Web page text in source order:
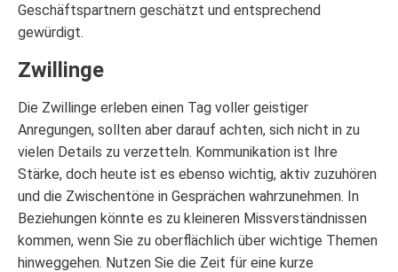
Geschäftspartnern geschätzt und entsprechend
gewürdigt.
Zwillinge
Die Zwillinge erleben einen Tag voller geistiger
Anregungen, sollten aber darauf achten, sich nicht in zu
vielen Details zu verzetteln. Kommunikation ist Ihre
Stärke, doch heute ist es ebenso wichtig, aktiv zuzuhören
und die Zwischentöne in Gesprächen wahrzunehmen. In
Beziehungen könnte es zu kleineren Missverständnissen
kommen, wenn Sie zu oberflächlich über wichtige Themen
hinweggehen. Nutzen Sie die Zeit für eine kurze